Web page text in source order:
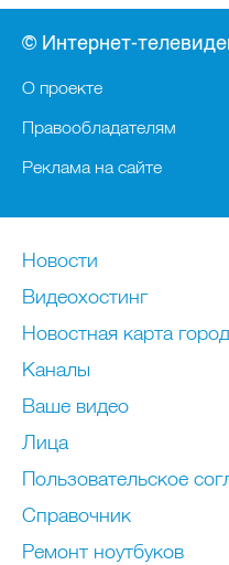
© Интернет-
О проекте
Правообладателям
Реклама на сайте
Новости
Видеохостинг
Новостная карта
Каналы
Ваше видео
Лица
Пользовательское
Справочник
Ремонт нoутбуков